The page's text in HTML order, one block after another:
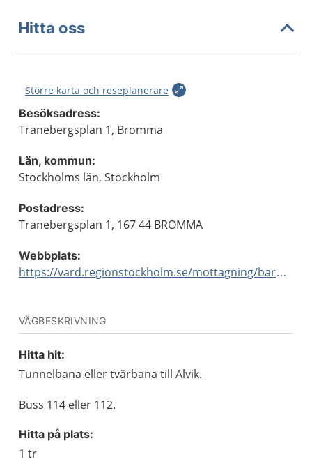
Hitta oss
Större karta och reseplanerare
Besöksadress:
Tranebergsplan 1, Bromma
Län, kommun:
Stockholms län, Stockholm
Postadress:
Tranebergsplan 1, 167 44 BROMMA
Webbplats:
https://vard.regionstockholm.se/mottagning/barnmorskemottagningar/
VÄGBESKRIVNING
Hitta hit:
Tunnelbana eller tvärbana till Alvik.
Buss 114 eller 112.
Hitta på plats:
1 tr